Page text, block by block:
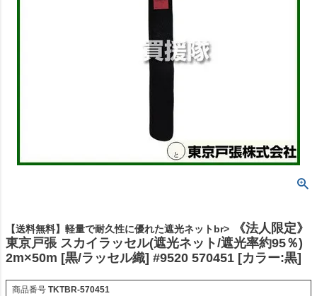
【送料無料】軽量で耐久性に優れた遮光ネットbr>
《法人限定》
東京戸張 スカイラッセル(遮光ネット/遮光率約95％)
2m×50m [黒/ラッセル織] #9520 570451 [カラー:黒]
商品番号 TKTBR-570451